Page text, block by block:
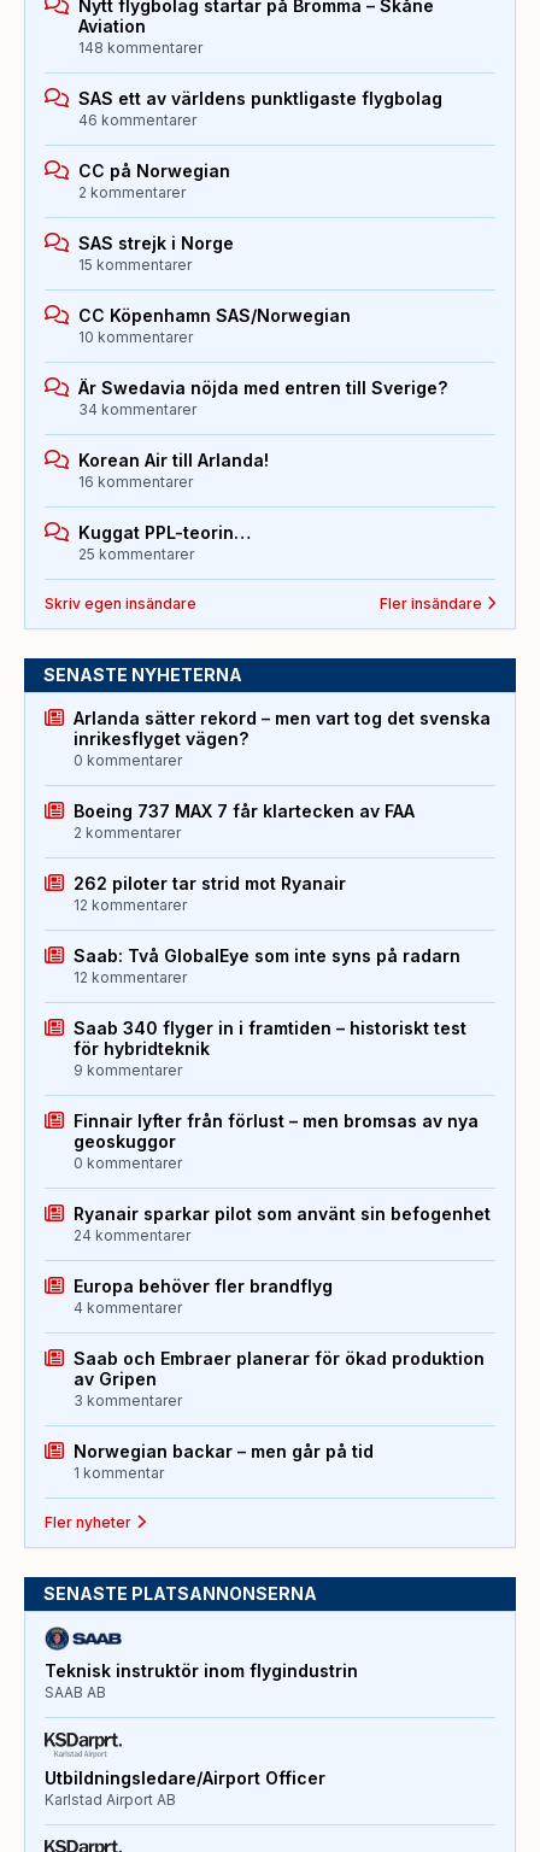
Nytt flygbolag startar på Bromma – Skåne
Aviation
148 kommentarer
SAS ett av världens punktligaste flygbolag
46 kommentarer
CC på Norwegian
2 kommentarer
SAS strejk i Norge
15 kommentarer
CC Köpenhamn SAS/Norwegian
10 kommentarer
Är Swedavia nöjda med entren till Sverige?
34 kommentarer
Korean Air till Arlanda!
16 kommentarer
Kuggat PPL-teorin…
25 kommentarer
Skriv egen insändare Fler insändare
SENASTE NYHETERNA
Arlanda sätter rekord – men vart tog det svenska
inrikesflyget vägen?
0 kommentarer
Boeing 737 MAX 7 får klartecken av FAA
2 kommentarer
262 piloter tar strid mot Ryanair
12 kommentarer
Saab: Två GlobalEye som inte syns på radarn
12 kommentarer
Saab 340 flyger in i framtiden – historiskt test
för hybridteknik
9 kommentarer
Finnair lyfter från förlust – men bromsas av nya
geoskuggor
0 kommentarer
Ryanair sparkar pilot som använt sin befogenhet
24 kommentarer
Europa behöver fler brandflyg
4 kommentarer
Saab och Embraer planerar för ökad produktion
av Gripen
3 kommentarer
Norwegian backar – men går på tid
1 kommentar
Fler nyheter
SENASTE PLATSANNONSERNA
Teknisk instruktör inom flygindustrin
SAAB AB
Utbildningsledare/Airport Officer
Karlstad Airport AB